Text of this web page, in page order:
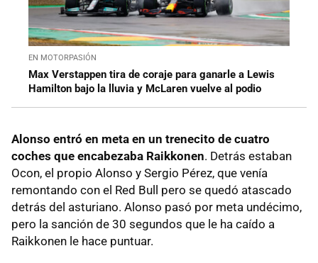
EN MOTORPASIÓN
Max Verstappen tira de coraje para ganarle a Lewis
Hamilton bajo la lluvia y McLaren vuelve al podio
Alonso entró en meta en un trenecito de cuatro
coches que encabezaba Raikkonen. Detrás estaban
Ocon, el propio Alonso y Sergio Pérez, que venía
remontando con el Red Bull pero se quedó atascado
detrás del asturiano. Alonso pasó por meta undécimo,
pero la sanción de 30 segundos que le ha caído a
Raikkonen le hace puntuar.